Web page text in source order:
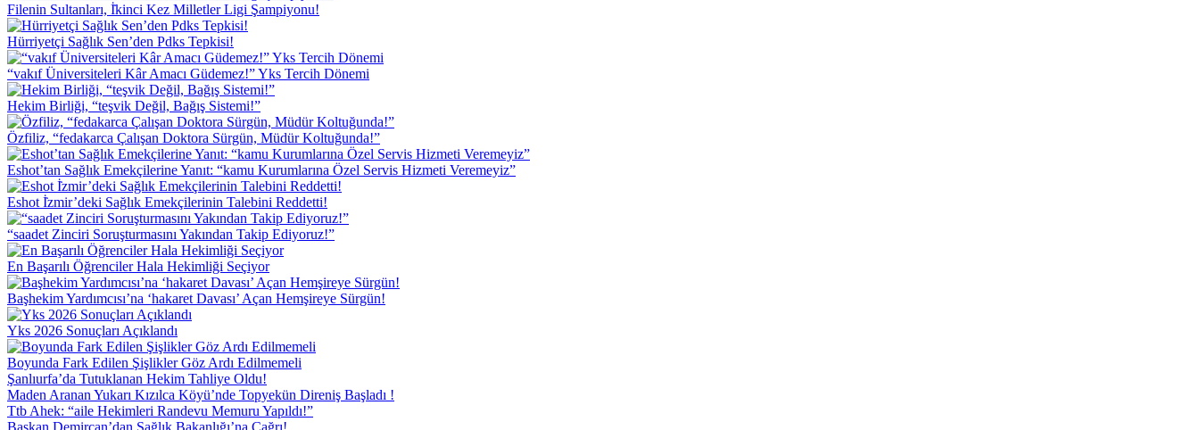
Filenin Sultanları, İ̇kinci Kez Milletler Ligi Şampiyonu!
Hürriyetçi Sağlık Sen’den Pdks Tepkisi!
“vakıf Üniversiteleri Kâr Amacı Güdemez!” Yks Tercih Dönemi
Hekim Birliği, “teşvik Değil, Bağış Sistemi!”
Özfiliz, “fedakarca Çalışan Doktora Sürgün, Müdür Koltuğunda!”
Eshot’tan Sağlık Emekçilerine Yanıt: “kamu Kurumlarına Özel Servis Hizmeti Veremeyiz”
Eshot İ̇zmir’deki Sağlık Emekçilerinin Talebini Reddetti!
“saadet Zinciri Soruşturmasını Yakından Takip Ediyoruz!”
En Başarılı Öğrenciler Hala Hekimliği Seçiyor
Başhekim Yardımcısı’na ‘hakaret Davası’ Açan Hemşireye Sürgün!
Yks 2026 Sonuçları Açıklandı
Boyunda Fark Edilen Şişlikler Göz Ardı Edilmemeli
Şanlıurfa’da Tutuklanan Hekim Tahliye Oldu!
Maden Aranan Yukarı Kızılca Köyü’nde Topyekün Direniş Başladı !
Ttb Ahek: “aile Hekimleri Randevu Memuru Yapıldı!”
Başkan Demircan’dan Sağlık Bakanlığı’na Çağrı!